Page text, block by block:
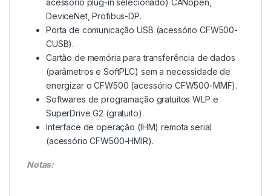
DeviceNet, Profibus-DP.
Porta de comunicação USB (acessório CFW500-
CUSB).
Cartão de memória para transferência de dados
(parâmetros e SoftPLC) sem a necessidade de
energizar o CFW500 (acessório CFW500-MMF).
Softwares de programação gratuitos WLP e
SuperDrive G2 (gratuito).
Interface de operação (IHM) remota serial
(acessório CFW500-HMIR).
Notas: